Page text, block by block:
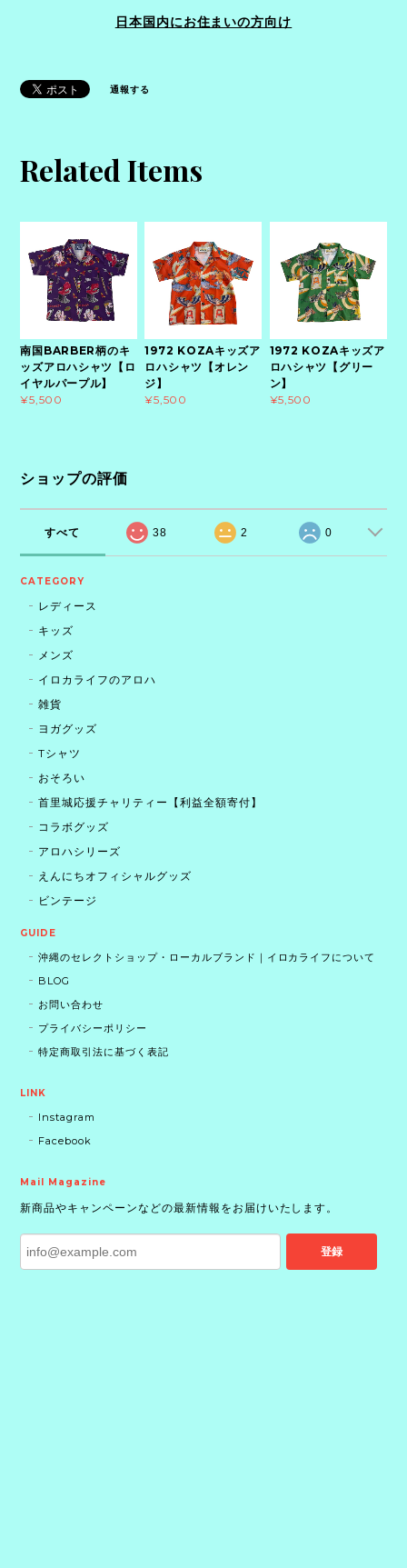
日本国内にお住まいの方向け
通報する
Related Items
南国BARBER柄のキ
ッズアロハシャツ【ロ
イヤルパープル】
¥5,500
1972 KOZAキッズア
ロハシャツ【オレン
ジ】
¥5,500
1972 KOZAキッズア
ロハシャツ【グリー
ン】
¥5,500
ショップの評価
すべて 38 2 0
CATEGORY
レディース
キッズ
メンズ
イロカライフのアロハ
雑貨
ヨガグッズ
Tシャツ
おそろい
首里城応援チャリティー【利益全額寄付】
コラボグッズ
アロハシリーズ
えんにちオフィシャルグッズ
ビンテージ
GUIDE
沖縄のセレクトショップ・ローカルブランド｜イロカライフについて
BLOG
お問い合わせ
プライバシーポリシー
特定商取引法に基づく表記
LINK
Instagram
Facebook
Mail Magazine
新商品やキャンペーンなどの最新情報をお届けいたします。
登録